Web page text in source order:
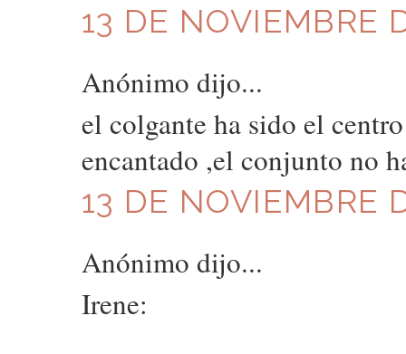
13 DE NOVIEMBRE
Anónimo dijo...
el colgante ha sido el
encantado ,el conjunto no
13 DE NOVIEMBRE
Anónimo dijo...
Irene: